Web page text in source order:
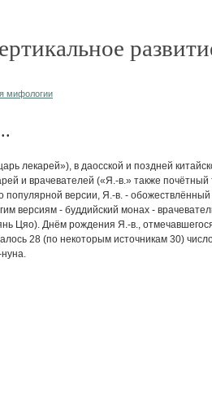
мифологии
лекарей»), в даосской и поздней
и врачевателей («Я.-в.» также
популярной версии, Я.-в. - обожествлённый
версиям - буддийский монах -
Цяо). Днём рождения Я.-в.,
28 (по некоторым источникам 30)